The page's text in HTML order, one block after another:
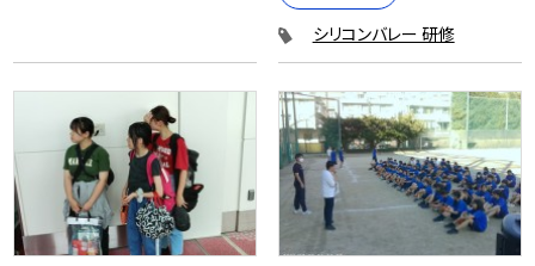
シリコンバレー 研修